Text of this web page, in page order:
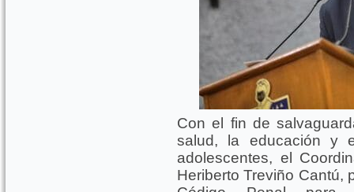
Con el fin de
salud, la educación y
adolescentes, el
Heriberto Treviño Cantú,